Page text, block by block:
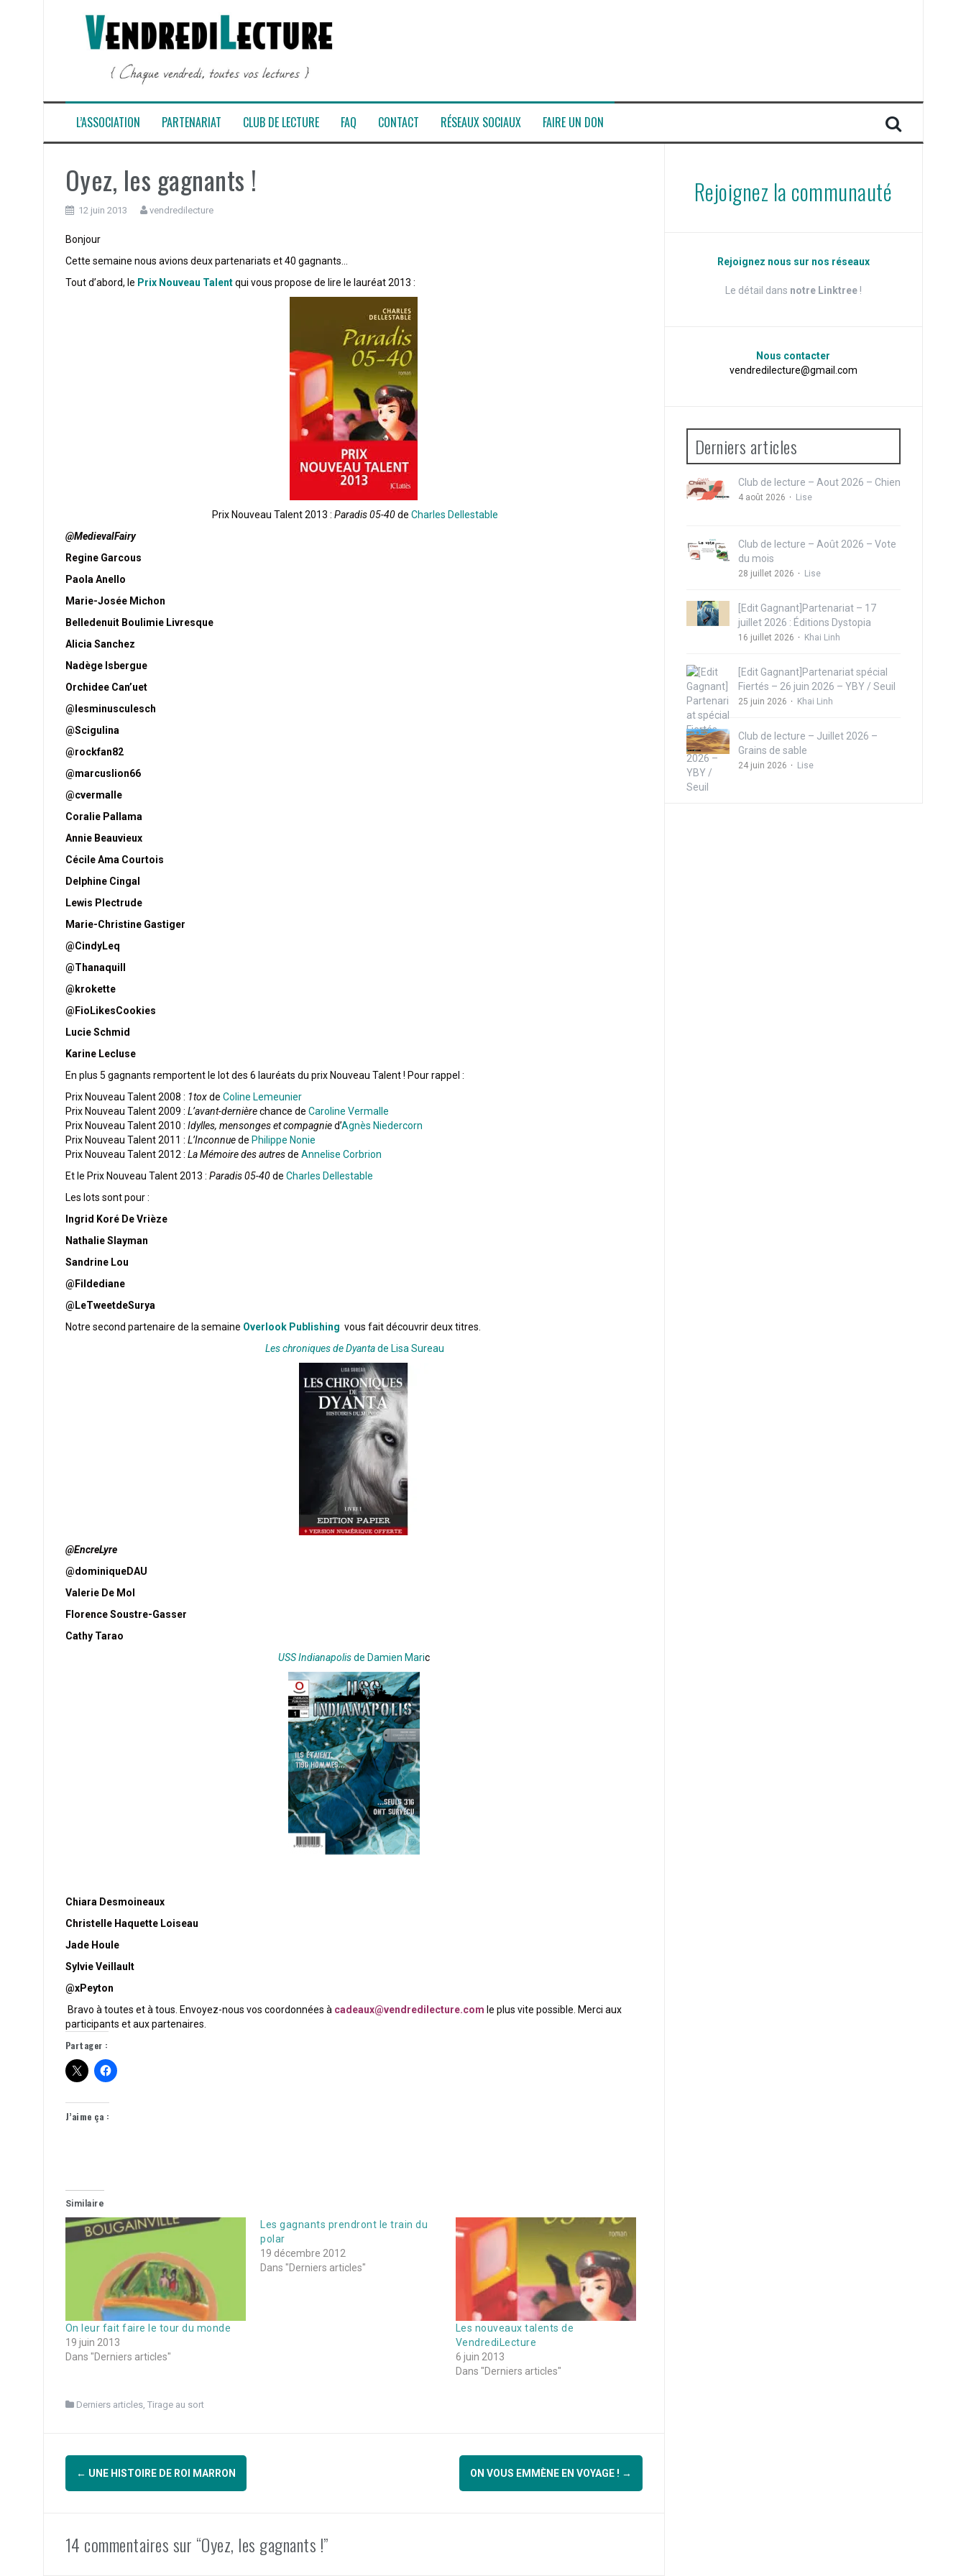
L’ASSOCIATION PARTENARIAT CLUB DE LECTURE FAQ CONTACT RÉSEAUX SOCIAUX FAIRE UN DON
Oyez, les gagnants !
12 juin 2013 vendredilecture
Bonjour
Cette semaine nous avions deux partenariats et 40 gagnants…
Tout d’abord, le Prix Nouveau Talent qui vous propose de lire le lauréat 2013 :
Prix Nouveau Talent 2013 : Paradis 05-40 de Charles Dellestable
@MedievalFairy
Regine Garcous
Paola Anello
Marie-Josée Michon
Belledenuit Boulimie Livresque
Alicia Sanchez
Nadège Isbergue
Orchidee Can’uet
@lesminusculesch
@Scigulina
@rockfan82
@marcuslion66
@cvermalle
Coralie Pallama
Annie Beauvieux
Cécile Ama Courtois
Delphine Cingal
Lewis Plectrude
Marie-Christine Gastiger
@CindyLeq
@Thanaquill
@krokette
@FioLikesCookies
Lucie Schmid
Karine Lecluse
En plus 5 gagnants remportent le lot des 6 lauréats du prix Nouveau Talent ! Pour rappel :
Prix Nouveau Talent 2008 : 1toxde Coline Lemeunier
Prix Nouveau Talent 2009 : L’avant-dernièrechance de Caroline Vermalle
Prix Nouveau Talent 2010 : Idylles, mensonges et compagnied’Agnès Niedercorn
Prix Nouveau Talent 2011 : L’Inconnuede Philippe Nonie
Prix Nouveau Talent 2012 : La Mémoire des autresde Annelise Corbrion
Et le Prix Nouveau Talent 2013 : Paradis 05-40 de Charles Dellestable
Les lots sont pour :
Ingrid Koré De Vrièze
Nathalie Slayman
Sandrine Lou
@Fildediane
@LeTweetdeSurya
Notre second partenaire de la semaine Overlook Publishing vous fait découvrir deux titres.
Les chroniques de Dyantade Lisa Sureau
@EncreLyre
@dominiqueDAU
Valerie De Mol
Florence Soustre-Gasser
Cathy Tarao
USS Indianapolisde Damien Maric
Chiara Desmoineaux
Christelle Haquette Loiseau
Jade Houle
Sylvie Veillault
@xPeyton
Bravo à toutes et à tous. Envoyez-nous vos coordonnées à cadeaux@vendredilecture.com le plus vite possible. Merci aux
participants et aux partenaires.
Partager :
J’aime ça :
Similaire
On leur fait faire le tour du monde
19 juin 2013
Dans "Derniers articles"
Les gagnants prendront le train du
polar
19 décembre 2012
Dans "Derniers articles"
Les nouveaux talents de
VendrediLecture
6 juin 2013
Dans "Derniers articles"
Derniers articles, Tirage au sort
Navigation
d'article
← UNE HISTOIRE DE ROI MARRON ON VOUS EMMÈNE EN VOYAGE ! →
14 commentaires sur “Oyez, les gagnants !”
Rejoignez la communauté
Rejoignez nous sur nos réseaux
Le détail dans notre Linktree!
Nous contacter
vendredilecture@gmail.com
Derniers articles
Club de lecture – Aout 2026 – Chien
4 août 2026 Lise
Club de lecture – Août 2026 – Vote
du mois
28 juillet 2026 Lise
[Edit Gagnant]Partenariat – 17
juillet 2026 : Éditions Dystopia
16 juillet 2026 Khai Linh
[Edit Gagnant]Partenariat spécial
Fiertés – 26 juin 2026 – YBY / Seuil
25 juin 2026 Khai Linh
Club de lecture – Juillet 2026 –
Grains de sable
24 juin 2026 Lise